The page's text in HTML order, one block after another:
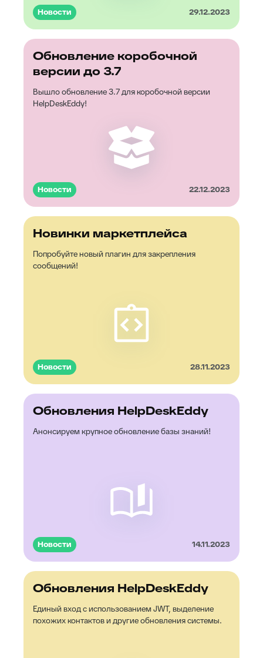
Новости 29.12.2023
Обновление коробочной
версии до 3.7
Вышло обновление 3.7 для коробочной версии
HelpDeskEddy!
Новости 22.12.2023
Новинки маркетплейса
Попробуйте новый плагин для закрепления
сообщений!
Новости 28.11.2023
Обновления HelpDeskEddy
Анонсируем крупное обновление базы знаний!
Новости 14.11.2023
Обновления HelpDeskEddy
Единый вход с использованием JWT, выделение
похожих контактов и другие обновления системы.